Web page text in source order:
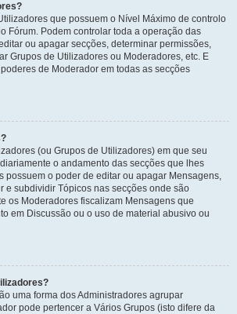
que possuem o Nível Máximo de controlo
Fórum. Podem controlar toda a operação das
ou apagar secções, determinar permissões,
Grupos de Utilizadores ou Moderadores, etc. E
de Moderador em todas as secções
(ou Grupos de Utilizadores) em que seu
o andamento das secções que lhes
possuem o poder de editar ou apagar Mensagens,
e subdividir Tópicos nas secções onde são
os Moderadores fiscalizam Mensagens que
em Discussão ou o uso de material abusivo ou
uma forma dos Administradores agrupar
pode pertencer a Vários Grupos (isto difere da